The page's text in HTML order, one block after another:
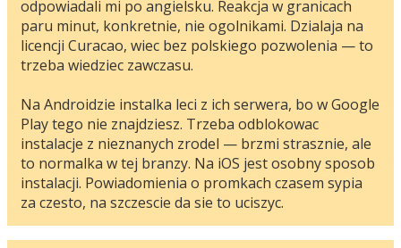
odpowiadali mi po angielsku. Reakcja w granicach
paru minut, konkretnie, nie ogolnikami. Dzialaja na
licencji Curacao, wiec bez polskiego pozwolenia — to
trzeba wiedziec zawczasu.
Na Androidzie instalka leci z ich serwera, bo w Google
Play tego nie znajdziesz. Trzeba odblokowac
instalacje z nieznanych zrodel — brzmi strasznie, ale
to normalka w tej branzy. Na iOS jest osobny sposob
instalacji. Powiadomienia o promkach czasem sypia
za czesto, na szczescie da sie to uciszyc.